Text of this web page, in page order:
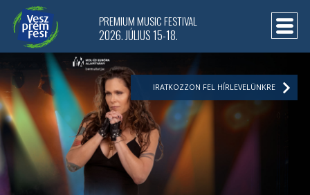
PREMIUM MUSIC FESTIVAL
2026. JÚLIUS 15-18.
IRATKOZZON FEL HÍRLEVELÜNKRE